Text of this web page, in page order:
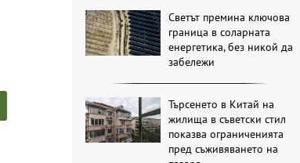
Светът премина ключова
граница в соларната
енергетика, без никой да
забележи
Търсенето в Китай на
жилища в съветски стил
показва ограниченията
пред съживяването на